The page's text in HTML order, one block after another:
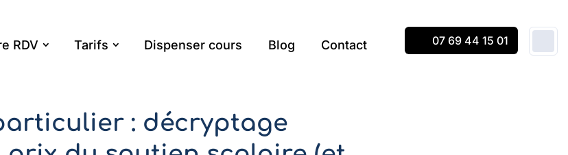
RDV Tarifs Dispenser cours Blog Contact 07 69 44 15 01
: décryptage